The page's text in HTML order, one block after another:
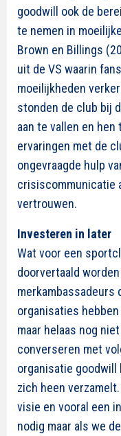
goodwill ook de
te nemen in
Brown en Billings
uit de VS waarin
moeilijkheden
stonden de club bij
aan te vallen en
ervaringen met de
ongevraagde hulp
crisiscommunicatie
vertrouwen.
Investeren in later
Wat voor een
doorvertaald
merkambassadeurs
organisaties
maar helaas nog
converseren met
organisatie goodwill
zich heen
visie en vooral een
nodig maar als we